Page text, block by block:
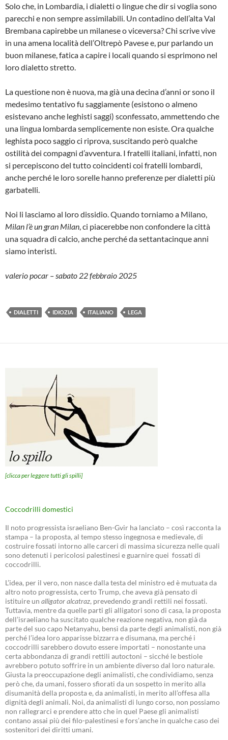
Solo che, in Lombardia, i dialetti o lingue che dir si voglia sono
parecchi e non sempre assimilabili. Un contadino dell’alta Val
Brembana capirebbe un milanese o viceversa? Chi scrive vive
in una amena località dell’Oltrepò Pavese e, pur parlando un
buon milanese, fatica a capire i locali quando si esprimono nel
loro dialetto stretto.
La questione non è nuova, ma già una decina d’anni or sono il
medesimo tentativo fu saggiamente (esistono o almeno
esistevano anche leghisti saggi) sconfessato, ammettendo che
una lingua lombarda semplicemente non esiste. Ora qualche
leghista poco saggio ci riprova, suscitando però qualche
ostilità dei compagni d’avventura. I fratelli italiani, infatti, non
si percepiscono del tutto coincidenti coi fratelli lombardi,
anche perché le loro sorelle hanno preferenze per dialetti più
garbatelli.
Noi li lasciamo al loro dissidio. Quando torniamo a Milano,
Milan l’è un gran Milan , ci piacerebbe non confondere la città
una squadra di calcio, anche perché da settantacinque anni
siamo interisti.
valerio pocar – sabato 22 febbraio 2025
DIALETTI IDIOZIA ITALIANO LEGA
[clicca per leggere tutti gli spilli]
Coccodrilli domestici
Il noto progressista israeliano Ben-Gvir ha lanciato – così racconta la
stampa – la proposta, al tempo stesso ingegnosa e medievale, di
costruire fossati intorno alle carceri di massima sicurezza nelle quali
sono detenuti i pericolosi palestinesi e guarnire quei fossati di
coccodrilli.
L’idea, per il vero, non nasce dalla testa del ministro ed è mutuata da
altro noto progressista, certo Trump, che aveva già pensato di
istituire un alligator alcatraz, prevedendo grandi rettili nei fossati.
Tuttavia, mentre da quelle parti gli alligatori sono di casa, la proposta
dell’israeliano ha suscitato qualche reazione negativa, non già da
parte del suo capo Netanyahu, bensì da parte degli animalisti, non già
perché l’idea loro apparisse bizzarra e disumana, ma perché i
coccodrilli sarebbero dovuto essere importati – nonostante una
certa abbondanza di grandi rettili autoctoni – sicché le bestiole
avrebbero potuto soffrire in un ambiente diverso dal loro naturale.
Giusta la preoccupazione degli animalisti, che condividiamo, senza
però che, da umani, fossero sfiorati da un sospetto in merito alla
disumanità della proposta e, da animalisti, in merito all’offesa alla
dignità degli animali. Noi, da animalisti di lungo corso, non possiamo
non rallegrarci e prendere atto che in quel Paese gli animalisti
contano assai più dei filo-palestinesi e fors’anche in qualche caso dei
sostenitori dei diritti umani.